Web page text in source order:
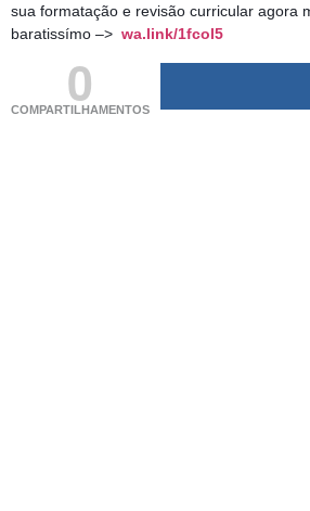
sua formatação e revisão curricular agora
baratissímo –> wa.link/1fcol5
0
COMPARTILHAMENTOS